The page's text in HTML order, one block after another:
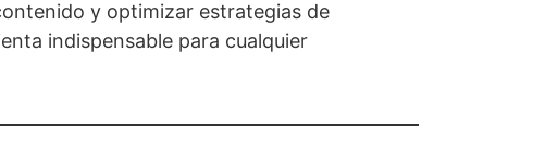
y optimizar estrategias de
indispensable para cualquier